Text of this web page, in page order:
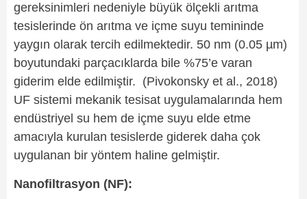
gereksinimleri nedeniyle büyük ölçekli arıtma
tesislerinde ön arıtma ve içme suyu temininde
yaygın olarak tercih edilmektedir. 50 nm (0.05 µm)
boyutundaki parçacıklarda bile %75’e varan
giderim elde edilmiştir. (Pivokonsky et al., 2018)
UF sistemi mekanik tesisat uygulamalarında hem
endüstriyel su hem de içme suyu elde etme
amacıyla kurulan tesislerde giderek daha çok
uygulanan bir yöntem haline gelmiştir.
Nanofiltrasyon (NF):